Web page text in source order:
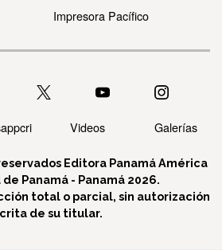
Impresora Pacífico
Videos Galerías
Editora Panamá América
de Panamá - Panamá 2026.
total o parcial, sin autorización
de su titular.